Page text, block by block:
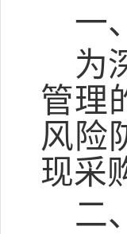
一
为
管理
风险
现采
二